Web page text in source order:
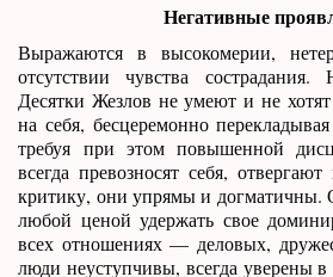
Негативные
Выражаются в высокомерии,
отсутствии чувства
Десятки Жезлов не умеют и не хотят
на себя, бесцеремонно
требуя при этом повышенной
всегда превозносят себя,
критику, они упрямы и догматичны.
любой ценой удержать свое
всех отношениях — деловых,
люди неуступчивы, всегда уверены